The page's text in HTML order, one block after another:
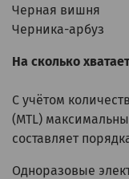
Черная вишня
Черника-арбуз
На сколько
С учётом
(MTL)
составляет
Одноразовые